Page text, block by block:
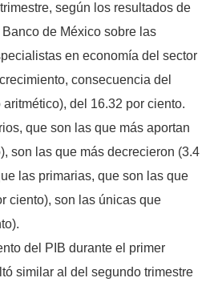
según los resultados de
de México sobre las
en economía del sector
consecuencia del
del 16.32 por ciento.
que son las que más aportan
son las que más decrecieron (3.4
las primarias, que son las que
ciento), son las únicas que
del PIB durante el primer
similar al del segundo trimestre